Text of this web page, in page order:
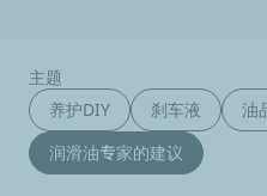
主题
养护DIY 刹车液
油
润滑油专家的建议